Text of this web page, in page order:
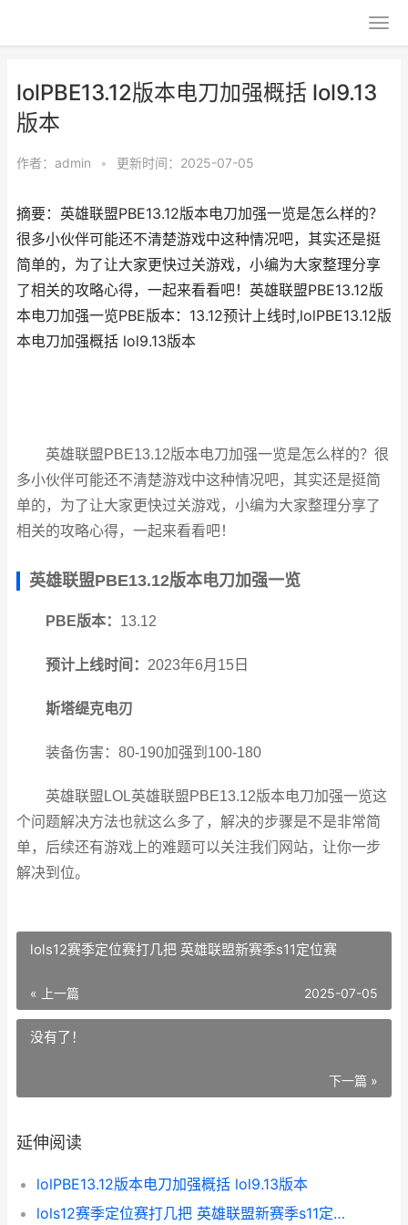
lolPBE13.12版本电刀加强概括 lol9.13
版本
作者： admin • 更新时间：2025-07-05
摘要：英雄联盟PBE13.12版本电刀加强一览是怎么样的？
很多小伙伴可能还不清楚游戏中这种情况吧，其实还是挺
简单的，为了让大家更快过关游戏，小编为大家整理分享
了相关的攻略心得，一起来看看吧！英雄联盟PBE13.12版
本电刀加强一览PBE版本：13.12预计上线时,lolPBE13.12版
本电刀加强概括 lol9.13版本
英雄联盟PBE13.12版本电刀加强一览是怎么样的？很
多小伙伴可能还不清楚游戏中这种情况吧，其实还是挺简
单的，为了让大家更快过关游戏，小编为大家整理分享了
相关的攻略心得，一起来看看吧！
英雄联盟PBE13.12版本电刀加强一览
PBE版本： 13.12
预计上线时间： 2023年6月15日
斯塔缇克电刃
装备伤害：80-190加强到100-180
英雄联盟LOL英雄联盟PBE13.12版本电刀加强一览这
个问题解决方法也就这么多了，解决的步骤是不是非常简
单，后续还有游戏上的难题可以关注我们网站，让你一步
解决到位。
lols12赛季定位赛打几把 英雄联盟新赛季s11定位赛
« 上一篇 2025-07-05
没有了！
下一篇 »
延伸阅读
lolPBE13.12版本电刀加强概括 lol9.13版本
lols12赛季定位赛打几把 英雄联盟新赛季s11定位赛